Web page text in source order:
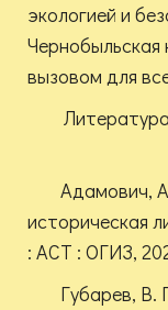
экологией и
вызовом для
Адамович,
историческая
: АСТ : ОГИЗ,
Губарев, В.